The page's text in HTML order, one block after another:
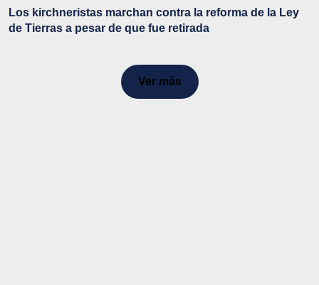
Los kirchneristas marchan contra la reforma de la Ley
de Tierras a pesar de que fue retirada
Ver más